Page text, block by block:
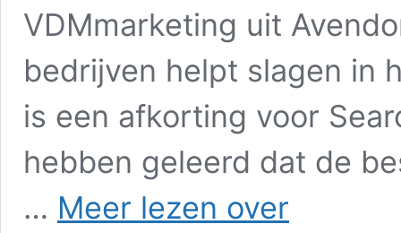
VDMmarketing uit
bedrijven helpt slagen in
is een afkorting voor
hebben geleerd dat de
… Meer lezen over